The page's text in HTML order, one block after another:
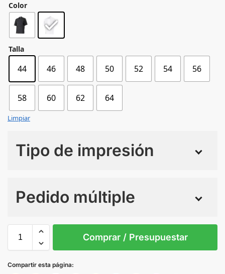
Color
Talla
44 46 48 50 52 54 56
58 60 62 64
Limpiar
Tipo de impresión
Pedido múltiple
46
Comprar / Presupuestar
Compartir esta página: